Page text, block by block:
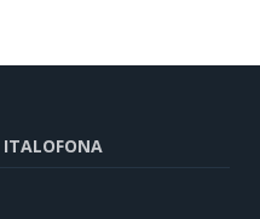
ITALOFONA